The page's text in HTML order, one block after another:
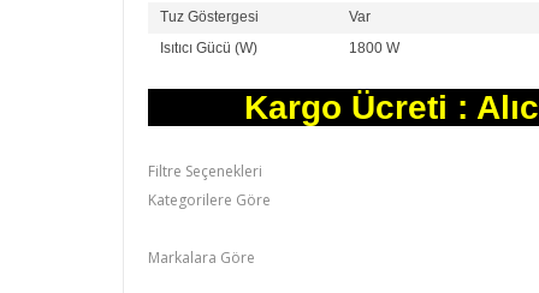
Tuz Göstergesi
Var
Isıtıcı Gücü (W)
1800 W
Kargo Ücreti :
Filtre Seçenekleri
Kategorilere Göre
Markalara Göre